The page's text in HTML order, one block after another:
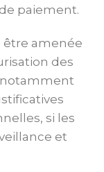
paiement.
être amenée
des
si les
et